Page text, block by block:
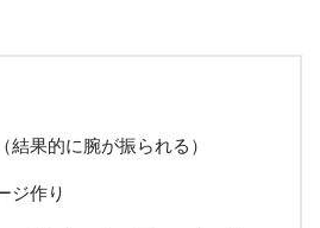
結果的に腕が振られる）
ジ作り